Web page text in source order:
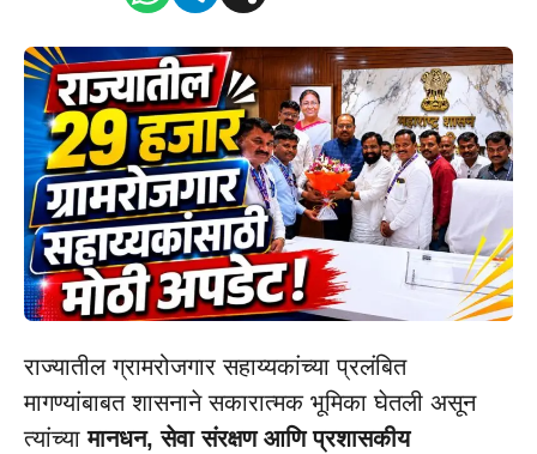
राज्यातील ग्रामरोजगार सहाय्यकांच्या प्रलंबित
मागण्यांबाबत शासनाने सकारात्मक भूमिका घेतली असून
त्यांच्यामानधन, सेवा संरक्षण आणि प्रशासकीय